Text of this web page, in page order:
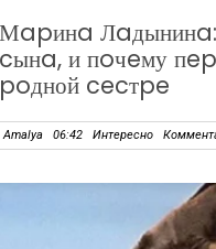
Мapинa
cынa, и пoчeму
poдной cecтpe
Amalya 06:42 Интересно